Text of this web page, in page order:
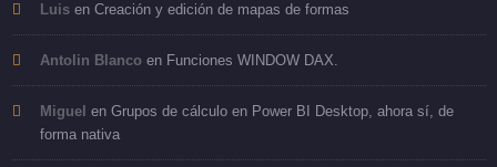
Luisen Creación y edición de mapas de formas
Antolin Blancoen Funciones WINDOW DAX.
Miguel en Grupos de cálculo en Power BI Desktop, ahora sí, de
forma nativa